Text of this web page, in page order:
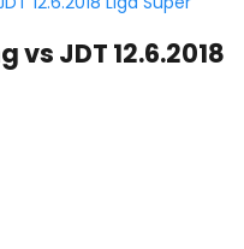
JDT 12.6.2018